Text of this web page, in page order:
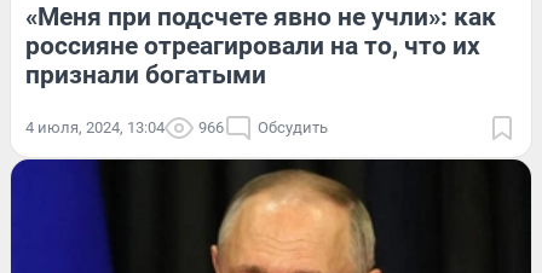
«Меня при подсчете явно не учли»: как
россияне отреагировали на то, что их
признали богатыми
4 июля, 2024, 13:04 966 Обсудить